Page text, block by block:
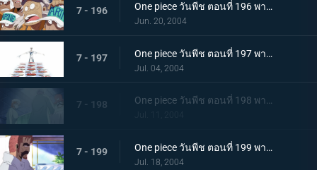
7 - 196 One piece วันพีช ตอนที่ 196 พากย์ไทย คำสั่งภาวะฉุกเฉิน! เรือโจรสลัดชั่วร้ายบุก!
Jun. 20, 2004
7 - 197 One piece วันพีช ตอนที่ 197 พากย์ไทย ยอดกุ๊กซันจิ! แสดงฝีมือในโรงอาหารกองทัพเรือ!
Jul. 04, 2004
7 - 198 One piece วันพีช ตอนที่ 198 พากย์ไทย โซโลกับช็อปเปอร์ถูกจับกุม การผ่าตัดด่วน
Jul. 11, 2004
7 - 199 One piece วันพีช ตอนที่ 199 พากย์ไทย ทีมสำรวจกองทัพเรือบุกจู่โจม! โดนจับเพิ่มเป็นสองแล้ว!
Jul. 18, 2004